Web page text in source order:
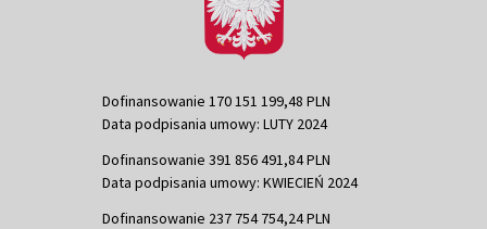
Dofinansowanie 170 151 199,48 PLN
Data podpisania umowy: LUTY 2024
Dofinansowanie 391 856 491,84 PLN
Data podpisania umowy: KWIECIEŃ 2024
Dofinansowanie 237 754 754,24 PLN